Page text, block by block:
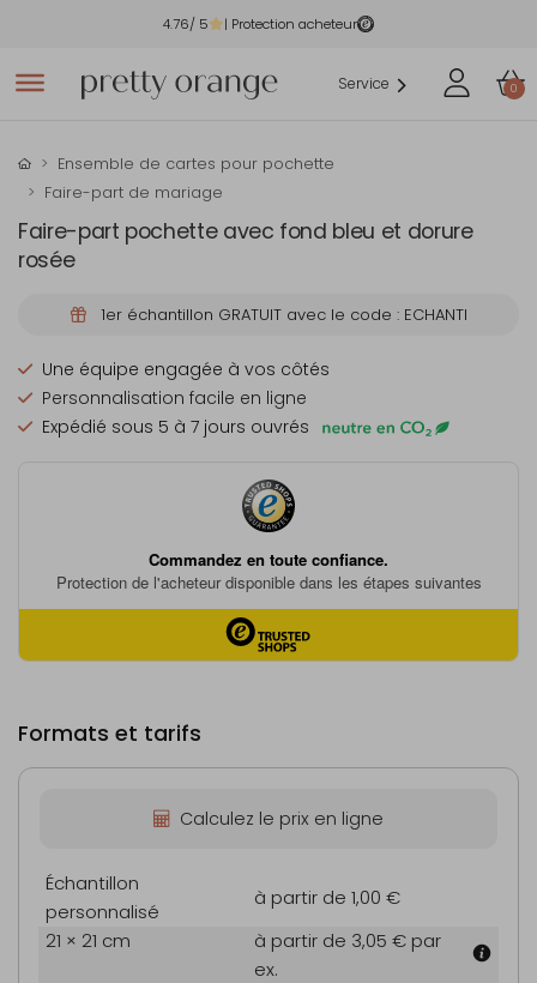
4.76/ 5 | Protection acheteur
Service 0
Ensemble de cartes pour pochette
Faire-part de mariage
Faire-part pochette avec fond bleu et dorure
rosée
1er échantillon GRATUIT avec le code : ECHANTI
Une équipe engagée à vos côtés
Personnalisation facile en ligne
Expédié sous 5 à 7 jours ouvrés
Formats et tarifs
Calculez le prix en ligne
Échantillon
personnalisé
à partir de 1,00 €
21 × 21 cm
à partir de 3,05 € par
ex.